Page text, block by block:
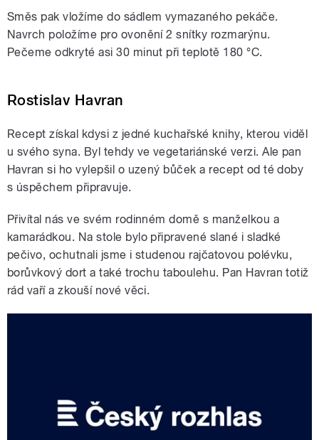
Směs pak vložíme do sádlem vymazaného pekáče.
Navrch položíme pro ovonění 2 snítky rozmarýnu.
Pečeme odkryté asi 30 minut při teplotě 180 °C.
Rostislav Havran
Recept získal kdysi z jedné kuchařské knihy, kterou viděl
u svého syna. Byl tehdy ve vegetariánské verzi. Ale pan
Havran si ho vylepšil o uzený bůček a recept od té doby
s úspěchem připravuje.
Přivítal nás ve svém rodinném domě s manželkou a
kamarádkou. Na stole bylo připravené slané i sladké
pečivo, ochutnali jsme i studenou rajčatovou polévku,
borůvkový dort a také trochu taboulehu. Pan Havran totiž
rád vaří a zkouší nové věci.